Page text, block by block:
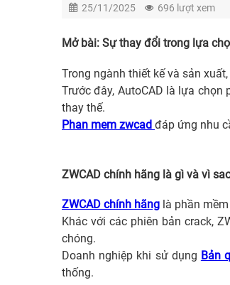
25/11/2025 696 lượt xem
Mở bài: Sự thay đổi trong lựa
Trong ngành thiết kế và sản xuất,
Trước đây, AutoCAD là lựa
thay thế.
Phan mem zwcad đáp ứng nhu
ZWCAD chính hãng là gì và vì
ZWCAD chính hãng là phần
Khác với các phiên bản crack,
chóng.
Doanh nghiệp khi sử dụng Bản
thống.